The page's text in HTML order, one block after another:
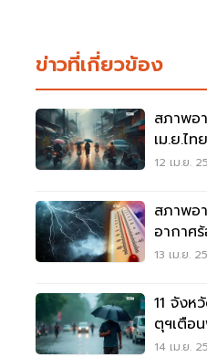
ข่าวที่เกี่ยวข้อง
สภาพอ
เม.ย.ไ
12 เม.ย.
สภาพอ
อากาศ
แห่ง
13 เม.ย.
11 จังห
ตุฯเตือ
14 เม.ย.